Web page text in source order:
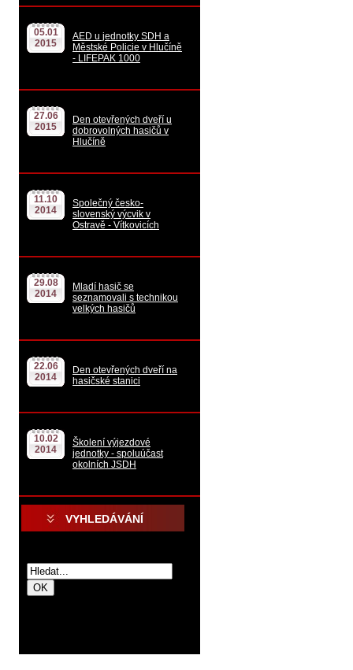
05.01
2015
AED u jednotky SDH a
Městské Policie v Hlučíně
- LIFEPAK 1000
27.06
2015
Den otevřených dveří u
dobrovolných hasičů v
Hlučíně
11.10
2014
Společný česko-
slovenský výcvik v
Ostravě - Vítkovicích
29.08
2014
Mladí hasič se
seznamovali s technikou
velkých hasičů
22.06
2014
Den otevřených dveří na
hasičské stanici
10.02
2014
Školení výjezdové
jednotky - spoluúčast
okolních JSDH
VYHLEDÁVÁNÍ